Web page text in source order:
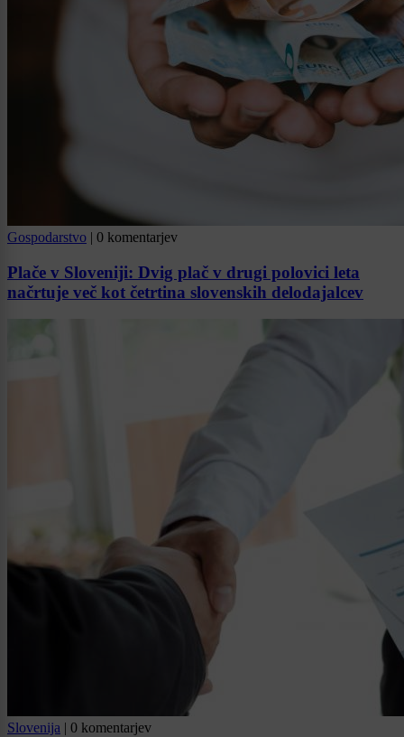
Gospodarstvo | 0 komentarjev
Plače v Sloveniji: Dvig plač v drugi polovici leta
načrtuje več kot četrtina slovenskih delodajalcev
Slovenija | 0 komentarjev